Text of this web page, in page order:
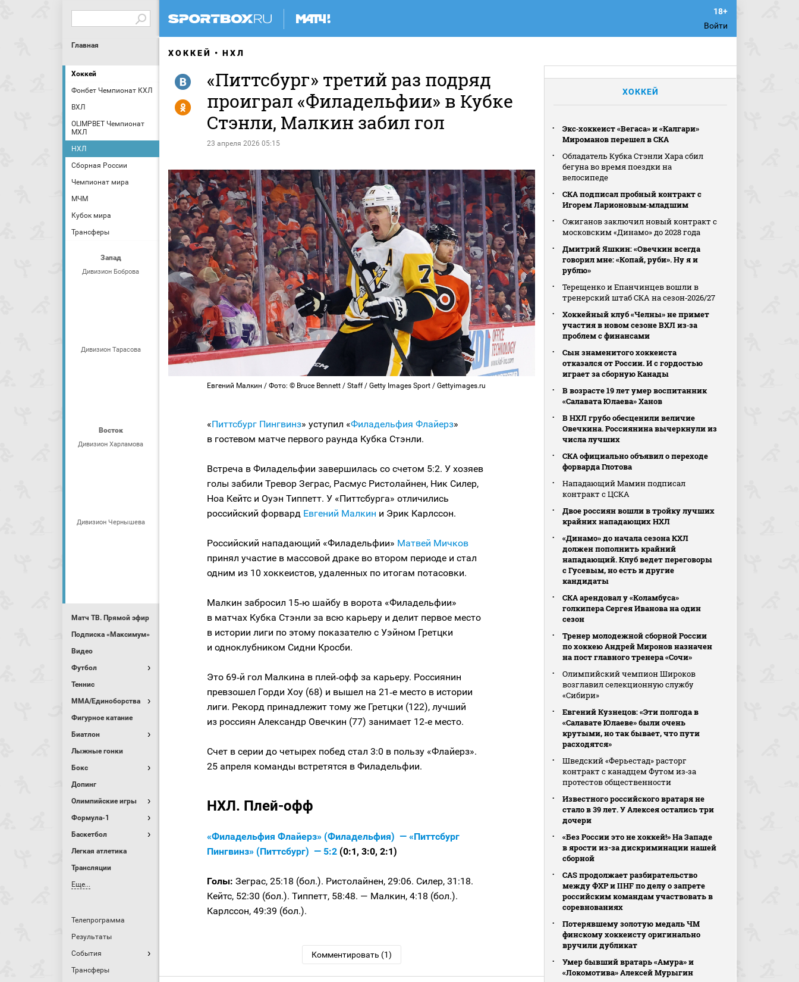
Войти
Главная
Хоккей
Фонбет Чемпионат КХЛ
ВХЛ
OLIMPBET Чемпионат
МХЛ
НХЛ
Сборная России
Чемпионат мира
МЧМ
Кубок мира
Трансферы
Запад
Дивизион Боброва
Дивизион Тарасова
Восток
Дивизион Харламова
Дивизион Чернышева
Матч ТВ. Прямой эфир
Подписка «Максимум»
Видео
Футбол
Теннис
MMA/Единоборства
Фигурное катание
Биатлон
Лыжные гонки
Бокс
Допинг
Олимпийские игры
Формула-1
Баскетбол
Легкая атлетика
Трансляции
Еще...
Телепрограмма
Результаты
События
Трансферы
ХОККЕЙ НХЛ
«Питтсбург» третий раз подряд
проиграл «Филадельфии» в Кубке
Стэнли, Малкин забил гол
23 апреля 2026 05:15
R
Y
Евгений Малкин / Фото: © Bruce Bennett / Staff / Getty Images Sport / Gettyimages.ru
«Питтсбург Пингвинз» уступил «Филадельфия Флайерз»
в гостевом матче первого раунда Кубка Стэнли.
Встреча в Филадельфии завершилась со счетом 5:2. У хозяев
голы забили Тревор Зеграс, Расмус Ристолайнен, Ник Силер,
Ноа Кейтс и Оуэн Типпетт. У «Питтсбурга» отличились
российский форвард Евгений Малкин и Эрик Карлссон.
Российский нападающий «Филадельфии» Матвей Мичков
принял участие в массовой драке во втором периоде и стал
одним из 10 хоккеистов, удаленных по итогам потасовки.
Малкин забросил 15‑ю шайбу в ворота «Филадельфии»
в матчах Кубка Стэнли за всю карьеру и делит первое место
в истории лиги по этому показателю с Уэйном Гретцки
и одноклубником Сидни Кросби.
Это 69‑й гол Малкина в плей‑офф за карьеру. Россиянин
превзошел Горди Хоу (68) и вышел на 21‑е место в истории
лиги. Рекорд принадлежит тому же Гретцки (122), лучший
из россиян Александр Овечкин (77) занимает 12‑е место.
Счет в серии до четырех побед стал 3:0 в пользу «Флайерз».
25 апреля команды встретятся в Филадельфии.
НХЛ. Плей-офф
«Филадельфия Флайерз» (Филадельфия) — «Питтсбург
Пингвинз» (Питтсбург) — 5:2 (0:1, 3:0, 2:1)
Голы: Зеграс, 25:18 (бол.). Ристолайнен, 29:06. Силер, 31:18.
Кейтс, 52:30 (бол.). Типпетт, 58:48. — Малкин, 4:18 (бол.).
Карлссон, 49:39 (бол.).
Комментировать (1)
ХОККЕЙ
Экс‑хоккеист «Вегаса» и «Калгари»
Мироманов перешел в СКА
Обладатель Кубка Стэнли Хара сбил
бегуна во время поездки на
велосипеде
СКА подписал пробный контракт с
Игорем Ларионовым‑младшим
Ожиганов заключил новый контракт с
московским «Динамо» до 2028 года
Дмитрий Яшкин: «Овечкин всегда
говорил мне: «Копай, руби». Ну я и
рублю»
Терещенко и Епанчинцев вошли в
тренерский штаб СКА на сезон‑2026/27
Хоккейный клуб «Челны» не примет
участия в новом сезоне ВХЛ из‑за
проблем с финансами
Сын знаменитого хоккеиста
отказался от России. И с гордостью
играет за сборную Канады
В возрасте 19 лет умер воспитанник
«Салавата Юлаева» Ханов
В НХЛ грубо обесценили величие
Овечкина. Россиянина вычеркнули из
числа лучших
СКА официально объявил о переходе
форварда Глотова
Нападающий Мамин подписал
контракт с ЦСКА
Двое россиян вошли в тройку лучших
крайних нападающих НХЛ
«Динамо» до начала сезона КХЛ
должен пополнить крайний
нападающий. Клуб ведет переговоры
с Гусевым, но есть и другие
кандидаты
СКА арендовал у «Коламбуса»
голкипера Сергея Иванова на один
сезон
Тренер молодежной сборной России
по хоккею Андрей Миронов назначен
на пост главного тренера «Сочи»
Олимпийский чемпион Широков
возглавил селекционную службу
«Сибири»
Евгений Кузнецов: «Эти полгода в
«Салавате Юлаеве» были очень
крутыми, но так бывает, что пути
расходятся»
Шведский «Ферьестад» расторг
контракт с канадцем Футом из‑за
протестов общественности
Известного российского вратаря не
стало в 39 лет. У Алексея остались три
дочери
«Без России это не хоккей!» На Западе
в ярости из-за дискриминации нашей
сборной
CAS продолжает разбирательство
между ФХР и IIHF по делу о запрете
российским командам участвовать в
соревнованиях
Потерявшему золотую медаль ЧМ
финскому хоккеисту оригинально
вручили дубликат
Умер бывший вратарь «Амура» и
«Локомотива» Алексей Мурыгин